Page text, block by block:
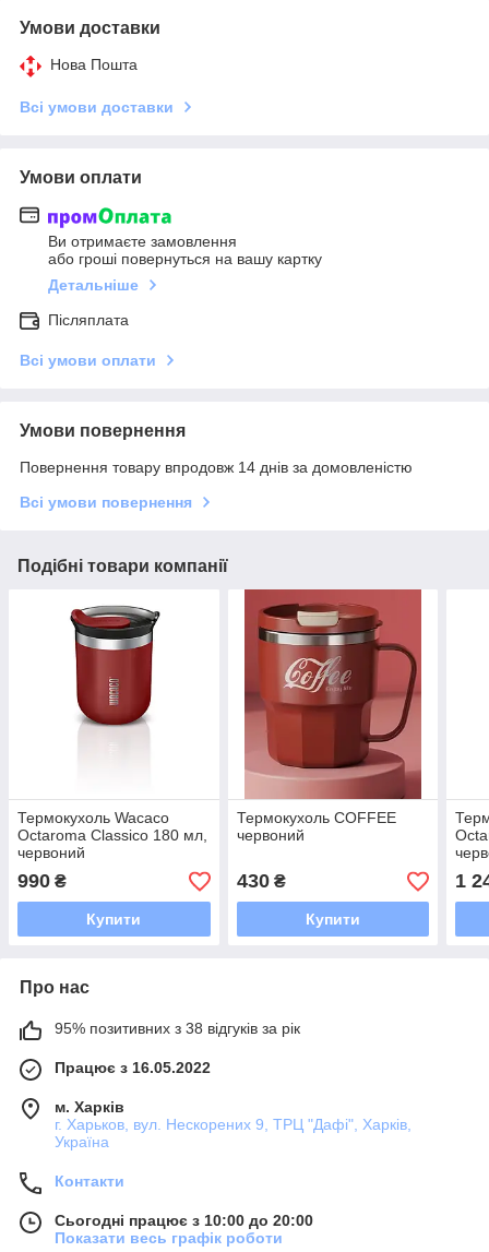
Умови доставки
Нова Пошта
Всі умови доставки
Умови оплати
Ви отримаєте замовлення
або гроші повернуться на вашу картку
Детальніше
Післяплата
Всі умови оплати
Умови повернення
Повернення товару впродовж 14 днів за домовленістю
Всі умови повернення
Подібні товари компанії
Термокухоль Wacaco
Octaroma Classico 180 мл,
червоний
990 ₴
Купити
Термокухоль COFFEE
червоний
430₴
Купити
1
Про нас
95% позитивних з 38 відгуків за рік
Працює з 16.05.2022
м. Харків
г. Харьков, вул. Нескорених 9, ТРЦ "Дафі", Харків,
Україна
Контакти
Сьогодні працює з 10:00 до 20:00
Показати весь графік роботи